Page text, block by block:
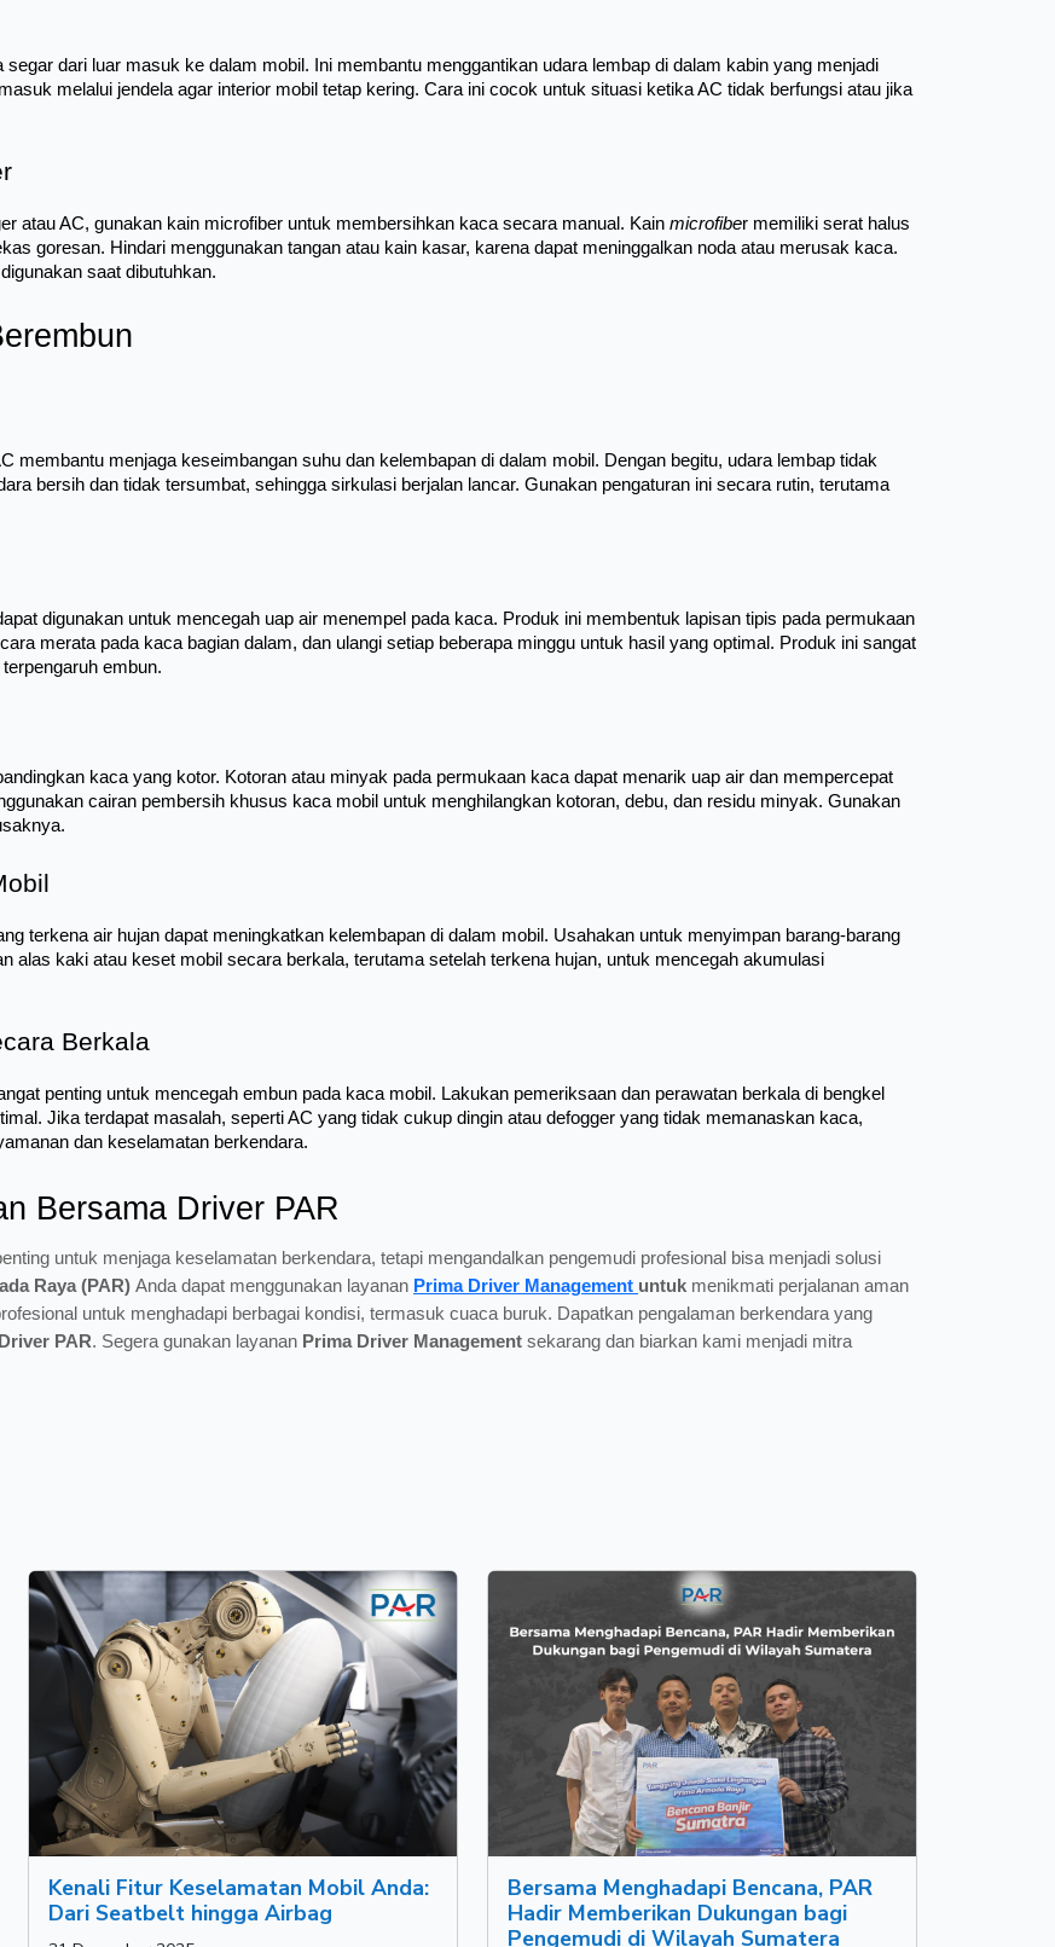
dari luar masuk ke dalam mobil. Ini membantu menggantikan udara lembap di dalam kabin yang menjadi
melalui jendela agar interior mobil tetap kering. Cara ini cocok untuk situasi ketika AC tidak berfungsi atau jika
atau AC, gunakan kain microfiber untuk membersihkan kaca secara manual. Kain microfiber memiliki serat halus
goresan. Hindari menggunakan tangan atau kain kasar, karena dapat meninggalkan noda atau merusak kaca.
saat dibutuhkan.
membantu menjaga keseimbangan suhu dan kelembapan di dalam mobil. Dengan begitu, udara lembap tidak
bersih dan tidak tersumbat, sehingga sirkulasi berjalan lancar. Gunakan pengaturan ini secara rutin, terutama
digunakan untuk mencegah uap air menempel pada kaca. Produk ini membentuk lapisan tipis pada permukaan
merata pada kaca bagian dalam, dan ulangi setiap beberapa minggu untuk hasil yang optimal. Produk ini sangat
embun.
kaca yang kotor. Kotoran atau minyak pada permukaan kaca dapat menarik uap air dan mempercepat
cairan pembersih khusus kaca mobil untuk menghilangkan kotoran, debu, dan residu minyak. Gunakan
terkena air hujan dapat meningkatkan kelembapan di dalam mobil. Usahakan untuk menyimpan barang-barang
alas kaki atau keset mobil secara berkala, terutama setelah terkena hujan, untuk mencegah akumulasi
Berkala
penting untuk mencegah embun pada kaca mobil. Lakukan pemeriksaan dan perawatan berkala di bengkel
Jika terdapat masalah, seperti AC yang tidak cukup dingin atau defogger yang tidak memanaskan kaca,
dan keselamatan berkendara.
Bersama Driver PAR
untuk menjaga keselamatan berkendara, tetapi mengandalkan pengemudi profesional bisa menjadi solusi
Raya (PAR) Anda dapat menggunakan layanan Prima Driver Management untuk menikmati perjalanan aman
untuk menghadapi berbagai kondisi, termasuk cuaca buruk. Dapatkan pengalaman berkendara yang
Driver PAR. Segera gunakan layanan Prima Driver Management sekarang dan biarkan kami menjadi mitra
Kenali Fitur Keselamatan Mobil Anda:
Dari Seatbelt hingga Airbag
Bersama Menghadapi Bencana, PAR
Hadir Memberikan Dukungan bagi
Pengemudi di Wilayah Sumatera